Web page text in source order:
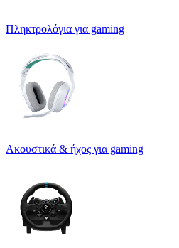
Πληκτρολόγια για gaming
Ακουστικά & ήχος για gaming